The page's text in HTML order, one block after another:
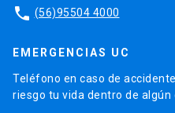
phone (56)95504 4000
EMERGENCIAS UC
Teléfono en caso de
riesgo tu vida dentro de algún